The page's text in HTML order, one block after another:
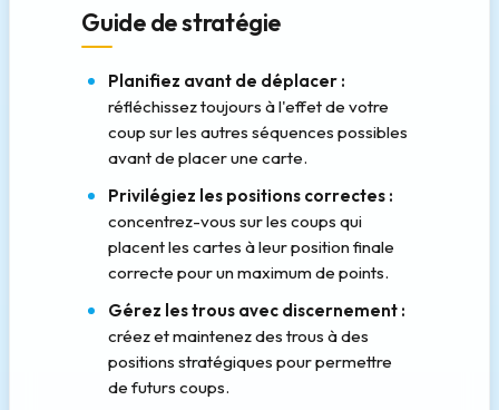
Guide de stratégie
Planifiez avant de déplacer :
réfléchissez toujours à l'effet de votre
coup sur les autres séquences possibles
avant de placer une carte.
Privilégiez les positions correctes :
concentrez-vous sur les coups qui
placent les cartes à leur position finale
correcte pour un maximum de points.
Gérez les trous avec discernement :
créez et maintenez des trous à des
positions stratégiques pour permettre
de futurs coups.